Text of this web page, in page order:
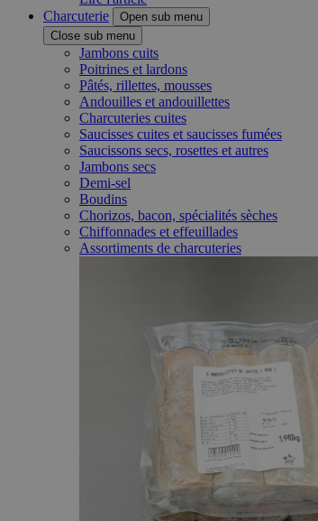
Charcuterie
Open sub menu
Close sub menu
Jambons cuits
Poitrines et lardons
Pâtés, rillettes, mousses
Andouilles et andouillettes
Charcuteries cuites
Saucisses cuites et saucisses fumées
Saucissons secs, rosettes et autres
Jambons secs
Demi-sel
Boudins
Chorizos, bacon, spécialités sèches
Chiffonnades et effeuillades
Assortiments de charcuteries